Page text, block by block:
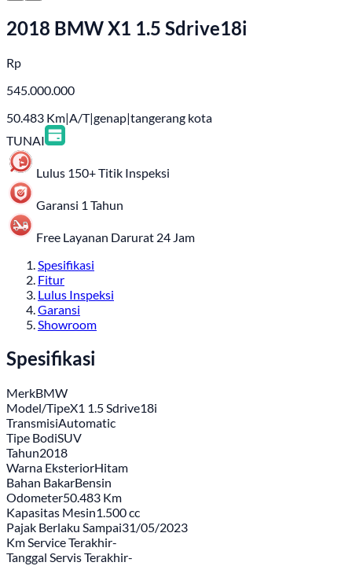
2018 BMW X1 1.5 Sdrive18i
Rp
545.000.000
50.483 Km|A/T|genap|tangerang kota
TUNAI
Lulus 150+ Titik Inspeksi
Garansi 1 Tahun
Free Layanan Darurat 24 Jam
Spesifikasi
Fitur
Lulus Inspeksi
Garansi
Showroom
Spesifikasi
MerkBMW
Model/TipeX1 1.5 Sdrive18i
TransmisiAutomatic
Tipe BodiSUV
Tahun2018
Warna EksteriorHitam
Bahan BakarBensin
Odometer50.483 Km
Kapasitas Mesin1.500 cc
Pajak Berlaku Sampai31/05/2023
Km Service Terakhir-
Tanggal Servis Terakhir-